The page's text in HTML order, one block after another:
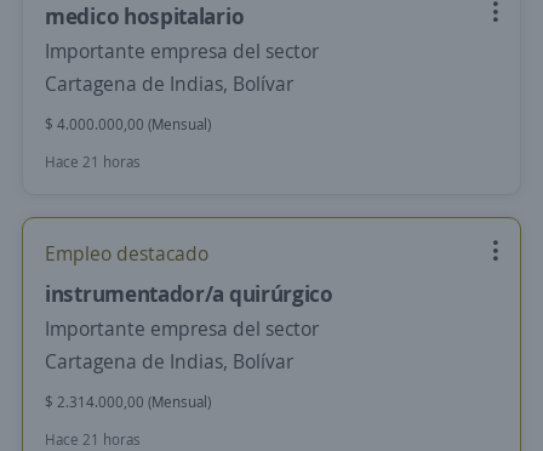
medico hospitalario
Importante empresa del sector
Cartagena de Indias, Bolívar
$ 4.000.000,00 (Mensual)
Hace 21 horas
Empleo destacado
instrumentador/a quirúrgico
Importante empresa del sector
Cartagena de Indias, Bolívar
$ 2.314.000,00 (Mensual)
Hace 21 horas